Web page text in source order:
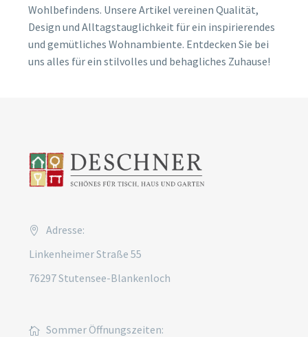
Wohlbefindens. Unsere Artikel vereinen Qualität,
Design und Alltagstauglichkeit für ein inspirierendes
und gemütliches Wohnambiente. Entdecken Sie bei
uns alles für ein stilvolles und behagliches Zuhause!
Adresse:
Linkenheimer Straße 55
76297 Stutensee-Blankenloch
Sommer Öffnungszeiten: